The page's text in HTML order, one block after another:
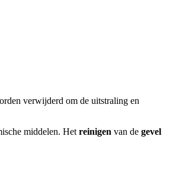
verwijderd om de uitstraling en
middelen. Het reinigen van de gevel